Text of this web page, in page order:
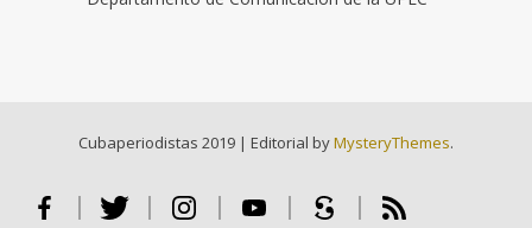
Cubaperiodistas 2019 | Editorial byMysteryThemes.